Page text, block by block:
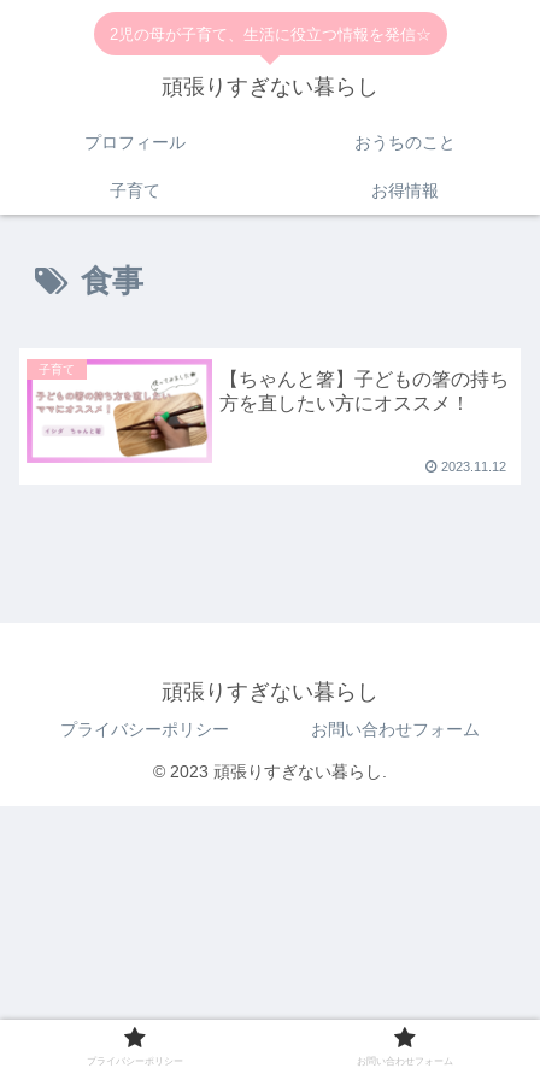
2児の母が子育て、生活に役立つ情報を発信☆
頑張りすぎない暮らし
プロフィール おうちのこと
子育て お得情報
食事
子育て
【ちゃんと箸】子どもの箸の持ち
方を直したい方にオススメ！
2023.11.12
頑張りすぎない暮らし
プライバシーポリシー お問い合わせフォーム
© 2023 頑張りすぎない暮らし.
プライバシーポリシー お問い合わせフォーム